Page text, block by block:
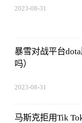
2023-08-31
暴雪对战平台
吗）
2023-08-31
马斯克拒用Tik